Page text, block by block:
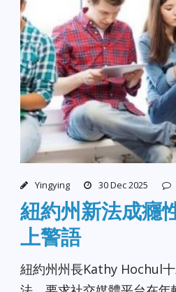
Yingying 30 Dec 2025
紐約州新法成癮
上警語
紐約州州長Kathy Hochul